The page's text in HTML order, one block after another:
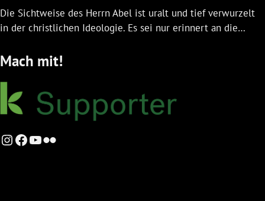
Die Sichtweise des Herrn Abel ist uralt und tief verwurzelt
in der christlichen Ideologie. Es sei nur erinnert an die…
Mach mit!
Instagram
Facebook
YouTube
Flickr